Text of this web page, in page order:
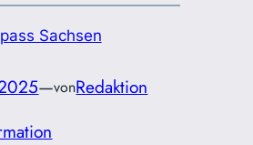
Sachsen
—vonRedaktion